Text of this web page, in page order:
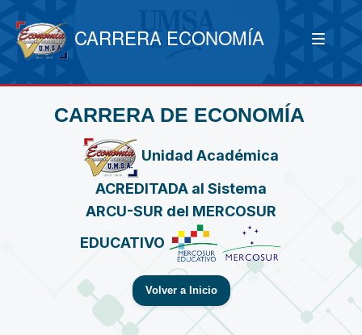
CARRERA ECONOMÍA
CARRERA DE ECONOMÍA
Unidad Académica
ACREDITADA al Sistema
ARCU-SUR del MERCOSUR
EDUCATIVO
Volver a Inicio